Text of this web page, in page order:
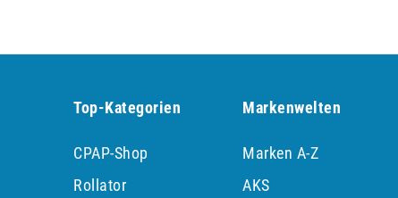
Top-Kategorien
CPAP-Shop
Rollator
Markenwelten
Marken A-Z
AKS